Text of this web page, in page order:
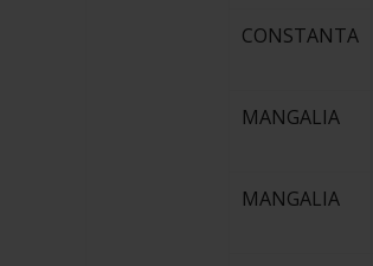
CONSTANTA
MANGALIA
MANGALIA